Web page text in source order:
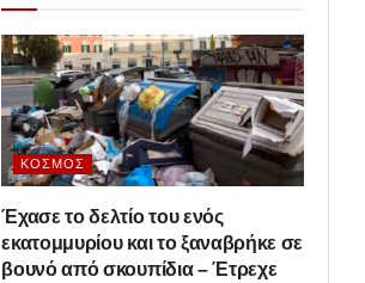
ΚΌΣΜΟΣ
Έχασε το δελτίο του ενός
εκατομμυρίου και το ξαναβρήκε σε
βουνό από σκουπίδια – Έτρεχε